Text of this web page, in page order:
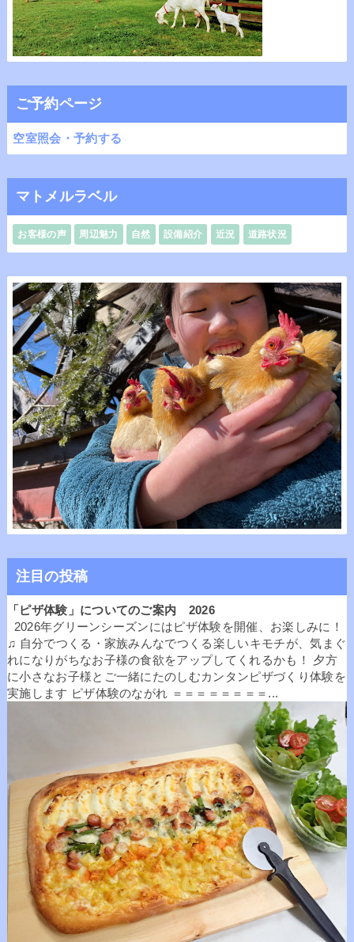
ご予約ページ
空室照会・予約する
マトメルラベル
お客様の声 周辺魅力 自然 設備紹介 近況 道路状況
注目の投稿
「ピザ体験」についてのご案内 2026
2026年グリーンシーズンにはピザ体験を開催、お楽しみに！
♫ 自分でつくる・家族みんなでつくる楽しいキモチが、気まぐ
れになりがちなお子様の食欲をアップしてくれるかも！ 夕方
に小さなお子様とご一緒にたのしむカンタンピザづくり体験を
実施します ピザ体験のながれ ＝＝＝＝＝＝＝＝...